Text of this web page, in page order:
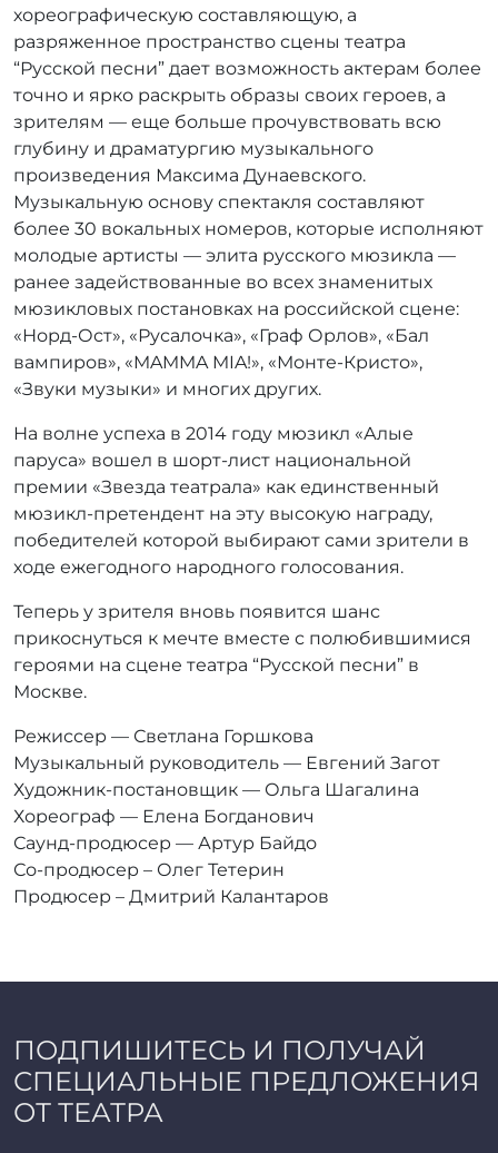
хореографическую составляющую, а
разряженное пространство сцены театра
“Русской песни” дает возможность актерам более
точно и ярко раскрыть образы своих героев, а
зрителям — еще больше прочувствовать всю
глубину и драматургию музыкального
произведения Максима Дунаевского.
Музыкальную основу спектакля составляют
более 30 вокальных номеров, которые исполняют
молодые артисты — элита русского мюзикла —
ранее задействованные во всех знаменитых
мюзикловых постановках на российской сцене:
«Норд-Ост», «Русалочка», «Граф Орлов», «Бал
вампиров», «MAMMA MIA!», «Монте-Кристо»,
«Звуки музыки» и многих других.
На волне успеха в 2014 году мюзикл «Алые
паруса» вошел в шорт-лист национальной
премии «Звезда театрала» как единственный
мюзикл-претендент на эту высокую награду,
победителей которой выбирают сами зрители в
ходе ежегодного народного голосования.
Теперь у зрителя вновь появится шанс
прикоснуться к мечте вместе с полюбившимися
героями на сцене театра “Русской песни” в
Москве.
Режиссер — Светлана Горшкова
Музыкальный руководитель — Евгений Загот
Художник-постановщик — Ольга Шагалина
Хореограф — Елена Богданович
Саунд-продюсер — Артур Байдо
Со-продюсер – Олег Тетерин
Продюсер – Дмитрий Калантаров
ПОДПИШИТЕСЬ И ПОЛУЧАЙ
СПЕЦИАЛЬНЫЕ ПРЕДЛОЖЕНИЯ
ОТ ТЕАТРА